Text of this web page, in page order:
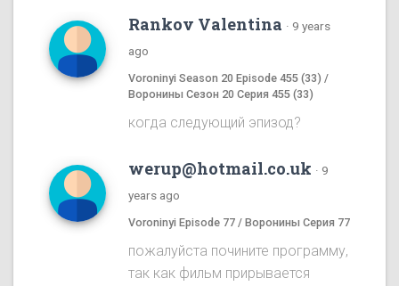
Rankov Valentina · 9 years
ago
Voroninyi Season 20 Episode 455 (33) /
Воронины Сезон 20 Серия 455 (33)
когда следующий эпизод?
werup@hotmail.co.uk · 9
years ago
Voroninyi Episode 77 / Воронины Серия 77
пожалуйста почините программу,
так как фильм прирывается